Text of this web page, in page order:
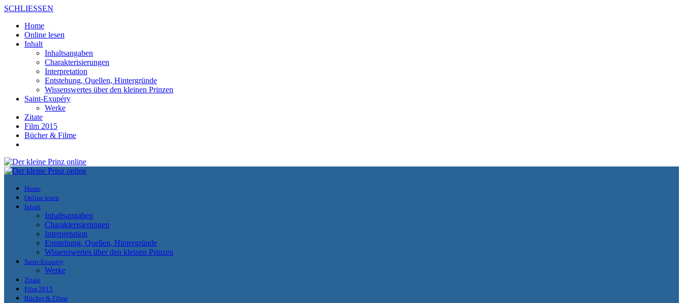
SCHLIESSEN
Home
Online lesen
Inhalt
Inhaltsangaben
Charakterisierungen
Interpretation
Entstehung, Quellen, Hintergründe
Wissenswertes über den kleinen Prinzen
Saint-Exupéry
Werke
Zitate
Film 2015
Bücher & Filme
Home
Online lesen
Inhalt
Inhaltsangaben
Charakterisierungen
Interpretation
Entstehung, Quellen, Hintergründe
Wissenswertes über den kleinen Prinzen
Saint-Exupéry
Werke
Zitate
Film 2015
Bücher & Filme